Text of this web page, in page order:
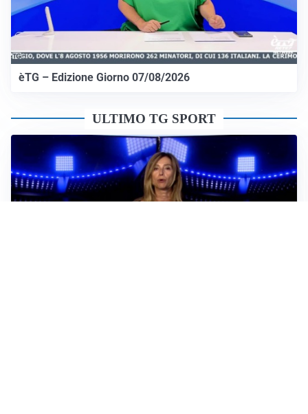
èTG – Edizione Giorno 07/08/2026
ULTIMO TG SPORT